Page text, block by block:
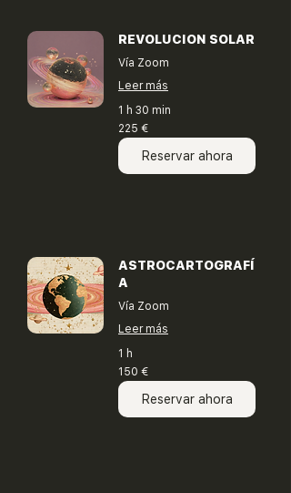
REVOLUCION SOLAR
Vía Zoom
Leer más
1 h 30 min
225
euros
225 €
Reservar ahora
ASTROCARTOGRAFÍ
A
Vía Zoom
Leer más
1 h
150
euros
150 €
Reservar ahora